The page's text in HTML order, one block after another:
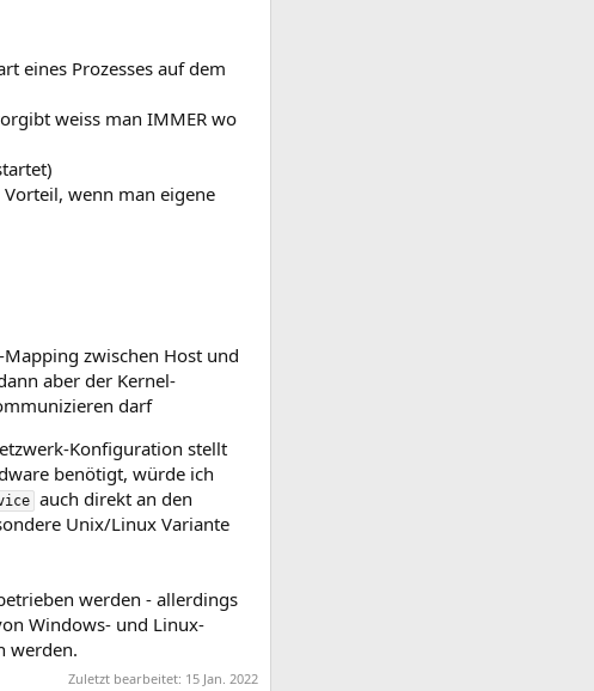
eines Prozesses auf dem
weiss man IMMER wo
wenn man eigene
zwischen Host und
aber der Kernel-
darf
Konfiguration stellt
benötigt, würde ich
auch direkt an den
Unix/Linux Variante
werden - allerdings
Windows- und Linux-
werden.
Zuletzt bearbeitet: 15 Jan. 2022